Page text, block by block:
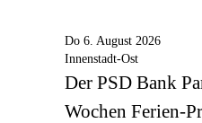
Do 6. August 2026
Innenstadt-Ost
Der PSD Bank
Wochen Ferien-